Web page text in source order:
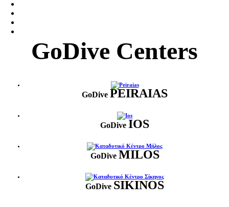
GoDive Centers
GoDive PEIRAIAS
GoDive IOS
GoDive MILOS
GoDive SIKINOS